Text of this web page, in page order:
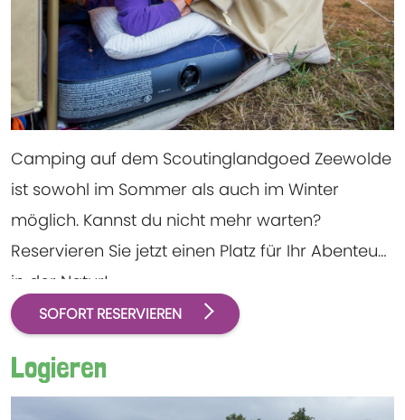
Camping auf dem Scoutinglandgoed Zeewolde
ist sowohl im Sommer als auch im Winter
möglich. Kannst du nicht mehr warten?
Reservieren Sie jetzt einen Platz für Ihr Abenteuer
in der Natur!
SOFORT RESERVIEREN
Logieren